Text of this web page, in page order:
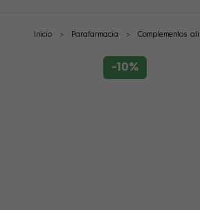
Inicio Parafarmacia Complementos
-10%